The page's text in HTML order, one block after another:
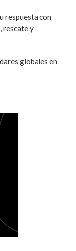
respuesta con
rescate y
globales en